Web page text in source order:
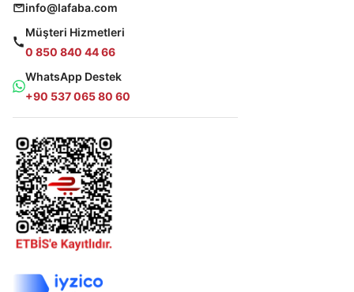
info@lafaba.com
Müşteri Hizmetleri
0 850 840 44 66
WhatsApp Destek
+90 537 065 80 60